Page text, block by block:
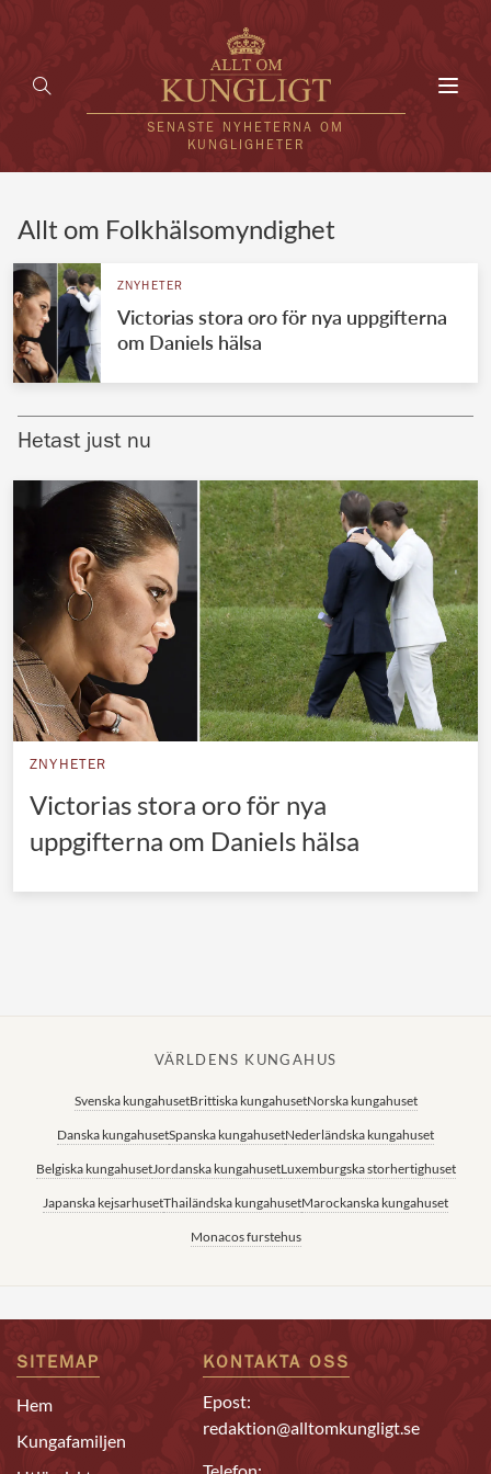
SENASTE NYHETERNA OM
KUNGLIGHETER
UTLÄNDSKT
VÄRLDENS KUNGAHUS
Brittiska kungahuset
Norska kungahuset
Danska kungahuset
Spanska kungahuset
Nederländska kungahuset
Belgiska kungahuset
Jordanska kungahuset
Japanska kejsarhuset
Thailändska kungahuset
Allt om Folkhälsomyndighet
ZNYHETER
Victorias stora oro för nya uppgifterna
om Daniels hälsa
Hetast just nu
ZNYHETER
Victorias stora oro för nya
uppgifterna om Daniels hälsa
VÄRLDENS KUNGAHUS
Svenska kungahusetBrittiska kungahusetNorska kungahuset
Danska kungahusetSpanska kungahusetNederländska kungahuset
Belgiska kungahusetJordanska kungahusetLuxemburgska storhertighuset
Japanska kejsarhusetThailändska kungahusetMarockanska kungahuset
Monacos furstehus
SITEMAP
Hem
Kungafamiljen
KONTAKTA OSS
Epost:
redaktion@alltomkungligt.se